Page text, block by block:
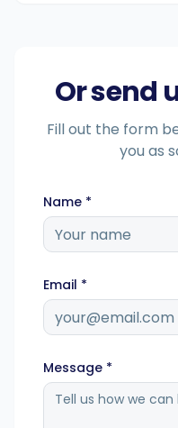
Visuels de marque
Générateur de sous-
Générateur de
Biogénérateur
Or send
Fill out the form
you as
Name *
Email *
Message *